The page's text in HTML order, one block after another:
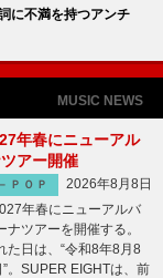
に不満を持つアンチ
MUSIC NEWS
年春にニューアル
アー開催
ＰＯＰ
2026年8月8日
年春にニューアルバ
ツアーを開催する。
日は、“令和8年8月8
。SUPER EIGHTは、前